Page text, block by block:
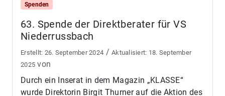
Spenden
63. Spende der Direktberater für VS
Niederrussbach
26. September 2024 /
18. September
2025 von
Durch ein Inserat in dem Magazin „KLASSE“
wurde Direktorin Birgit Thurner auf die Aktion des